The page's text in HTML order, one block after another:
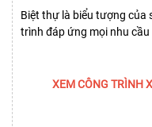
Biệt thự là biểu tượng của
trình đáp ứng mọi nhu
XEM CÔNG TRÌNH